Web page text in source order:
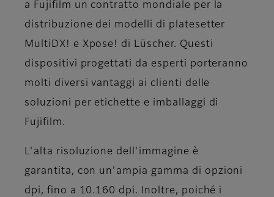
a Fujifilm un contratto mondiale per la
distribuzione dei modelli di platesetter
MultiDX! e Xpose! di Lüscher. Questi
dispositivi progettati da esperti porteranno
molti diversi vantaggi ai clienti delle
soluzioni per etichette e imballaggi di
Fujifilm.
L'alta risoluzione dell'immagine è
garantita, con un'ampia gamma di opzioni
dpi, fino a 10.160 dpi. Inoltre, poiché i